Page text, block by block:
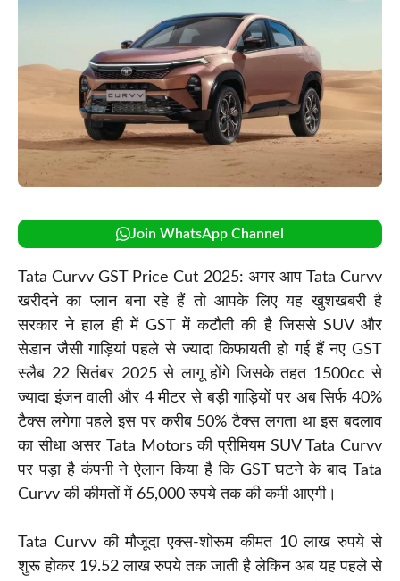
Join WhatsApp Channel
Tata Curvv GST Price Cut 2025: अगर आप Tata Curvv
खरीदने का प्लान बना रहे हैं तो आपके लिए यह खुशखबरी है
सरकार ने हाल ही में GST में कटौती की है जिससे SUV और
सेडान जैसी गाड़ियां पहले से ज्यादा किफायती हो गई हैं नए GST
स्लैब 22 सितंबर 2025 से लागू होंगे जिसके तहत 1500cc से
ज्यादा इंजन वाली और 4 मीटर से बड़ी गाड़ियों पर अब सिर्फ 40%
टैक्स लगेगा पहले इस पर करीब 50% टैक्स लगता था इस बदलाव
का सीधा असर Tata Motors की प्रीमियम SUV Tata Curvv
पर पड़ा है कंपनी ने ऐलान किया है कि GST घटने के बाद Tata
Curvv की कीमतों में 65,000 रुपये तक की कमी आएगी।
Tata Curvvकी मौजूदा एक्स-शोरूम कीमत 10 लाख रुपये से
शुरू होकर 19.52 लाख रुपये तक जाती है लेकिन अब यह पहले से